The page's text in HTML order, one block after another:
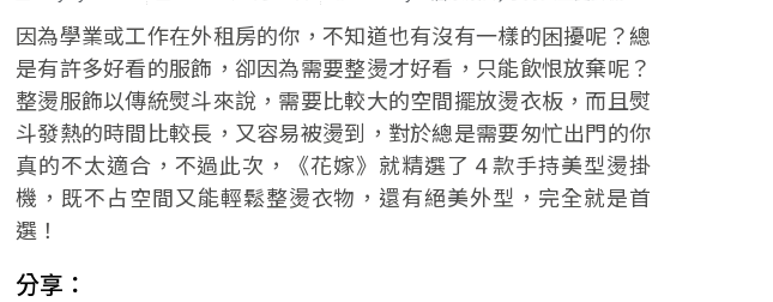
因為學業或工作在外租房的你，不知道也有沒有一樣的困擾呢？總
是有許多好看的服飾，卻因為需要整燙才好看，只能飲恨放棄呢？
整燙服飾以傳統熨斗來說，需要比較大的空間擺放燙衣板，而且熨
斗發熱的時間比較長，又容易被燙到，對於總是需要匆忙出門的你
真的不太適合，不過此次，《花嫁》就精選了 4 款手持美型燙掛
機，既不占空間又能輕鬆整燙衣物，還有絕美外型，完全就是首
選！
分享：